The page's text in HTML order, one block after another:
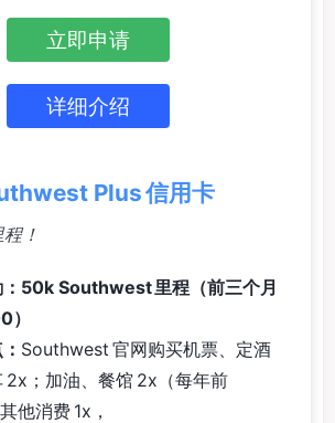
立即申请
详细介绍
Plus 信用卡
！
：50k Southwest 里程（前三个月
）
Southwest 官网购买机票、定酒
2x；加油、餐馆 2x（每年前
他消费 1x，